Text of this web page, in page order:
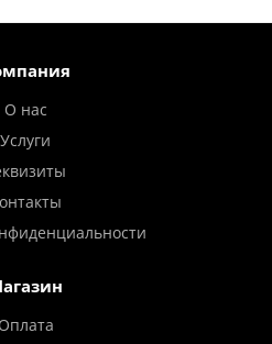
О нас
Услуги
Оплата